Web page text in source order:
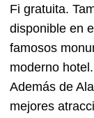
Fi gratuita.
disponible en
famosos
moderno
Además de
mejores